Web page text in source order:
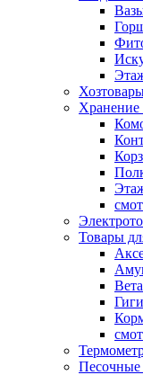
Хранение
Товары
Песочные